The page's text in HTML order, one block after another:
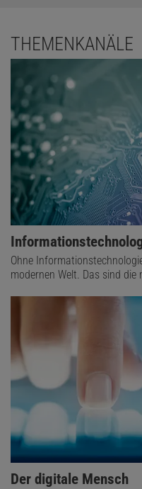
THEMENKANÄLE
Ohne
modernen Welt. Das sind die
Der digitale Mensch